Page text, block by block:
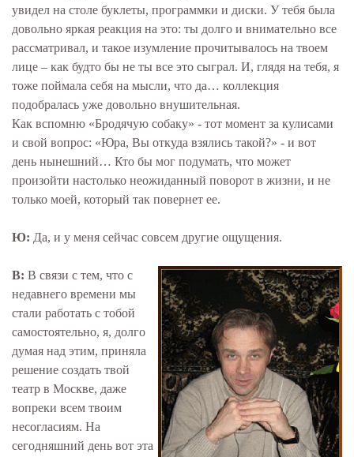
увидел на столе буклеты, программки и диски. У тебя была
довольно яркая реакция на это: ты долго и внимательно все
рассматривал, и такое изумление прочитывалось на твоем
лице – как будто бы не ты все это сыграл. И, глядя на тебя, я
тоже поймала себя на мысли, что да… коллекция
подобралась уже довольно внушительная.
Как вспомню «Бродячую собаку» - тот момент за кулисами
и свой вопрос: «Юра, Вы откуда взялись такой?» - и вот
день нынешний… Кто бы мог подумать, что может
произойти настолько неожиданный поворот в жизни, и не
только моей, который так повернет ее.
Ю: Да, и у меня сейчас совсем другие ощущения.
В: В связи с тем, что с
недавнего времени мы
стали работать с тобой
самостоятельно, я, долго
думая над этим, приняла
решение создать твой
театр в Москве, даже
вопреки всем твоим
несогласиям. На
сегодняшний день вот эта